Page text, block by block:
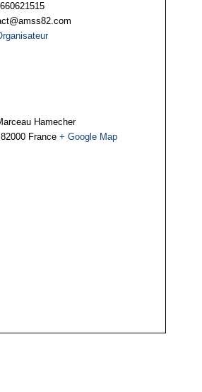
Hamecher
82000 France + Google Map